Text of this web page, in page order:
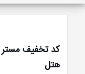
هتل